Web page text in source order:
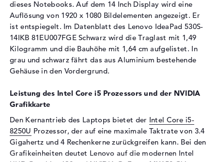
Hintergrundbeleuchtung, IPS
Panel
Kartenleser
Unterstützte Flash-
Speicherkarten
SDHC, SDXC, SD Memory
Card, MMC
Audio
Soundkarte
Hi-Definition Audio
Mikrofon
Webcam
Sensorauflösung
1 MP
Eingabegeräte
dieses Notebooks. Auf dem 14 Inch Display wird eine
Auflösung von 1920 x 1080 Bildelementen angezeigt. Er
ist entspiegelt. Im Datenblatt des Lenovo IdeaPad 530S-
14IKB 81EU007FGE Schwarz wird die Traglast mit 1,49
Kilogramm und die Bauhöhe mit 1,64 cm aufgelistet. In
grau und schwarz fährt das aus Aluminium bestehende
Gehäuse in den Vordergrund.
Leistung des Intel Core i5 Prozessors und der NVIDIA
Grafikkarte
Den Kernantrieb des Laptops bietet der Intel Core i5-
8250U Prozessor, der auf eine maximale Taktrate von 3.4
Gigahertz und 4 Rechenkerne zurückgreifen kann. Bei den
Grafikeinheiten deutet Lenovo auf die modernen Intel